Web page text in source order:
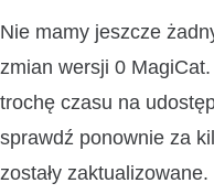
Nie mamy jeszcze
zmian wersji 0
trochę czasu na
sprawdź ponownie za
zostały zaktualizowane.